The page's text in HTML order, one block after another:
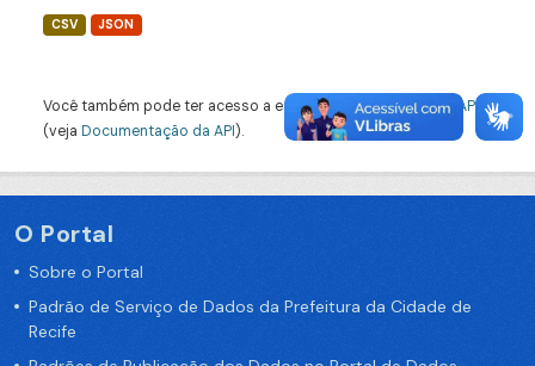
CSV JSON
Você também pode ter acesso a esses registros usando a
API
(veja Documentação da API).
O Portal
Sobre o Portal
Padrão de Serviço de Dados da Prefeitura da Cidade de
Recife